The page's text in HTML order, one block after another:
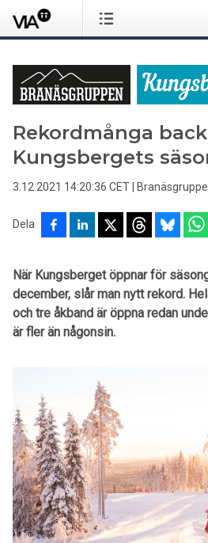
Rekordmånga
Kungsbergets
3.12.2021 14:20:36 CET
Dela
När Kungsberget öppnar för
december, slår man nytt rekord.
och tre åkband är öppna redan
är fler än någonsin.